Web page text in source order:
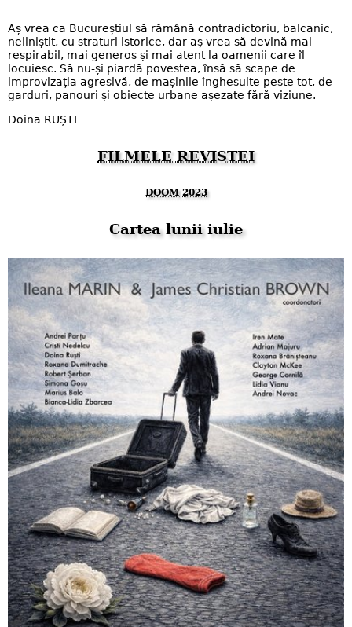
Aș vrea ca Bucureștiul să rămână contradictoriu, balcanic,
neliniștit, cu straturi istorice, dar aș vrea să devină mai
respirabil, mai generos și mai atent la oamenii care îl
locuiesc. Să nu-și piardă povestea, însă să scape de
improvizația agresivă, de mașinile înghesuite peste tot, de
garduri, panouri și obiecte urbane așezate fără viziune.
Doina RUȘTI
FILMELE REVISTEI
DOOM 2023
Cartea lunii iulie